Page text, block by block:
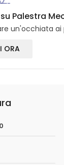
Palestra
un'occhiata ai
ORA